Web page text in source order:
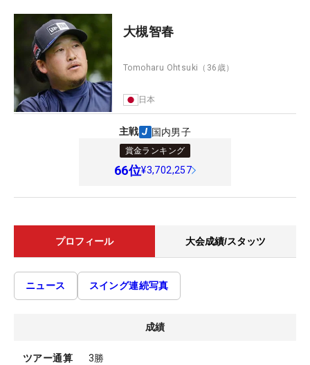
大槻智春
Tomoharu Ohtsuki （36歳）
日本
主戦 国内男子
賞金ランキング
66位¥3,702,257
プロフィール 大会成績/スタッツ
ニュース スイング連続写真
成績
ツアー通算 3勝